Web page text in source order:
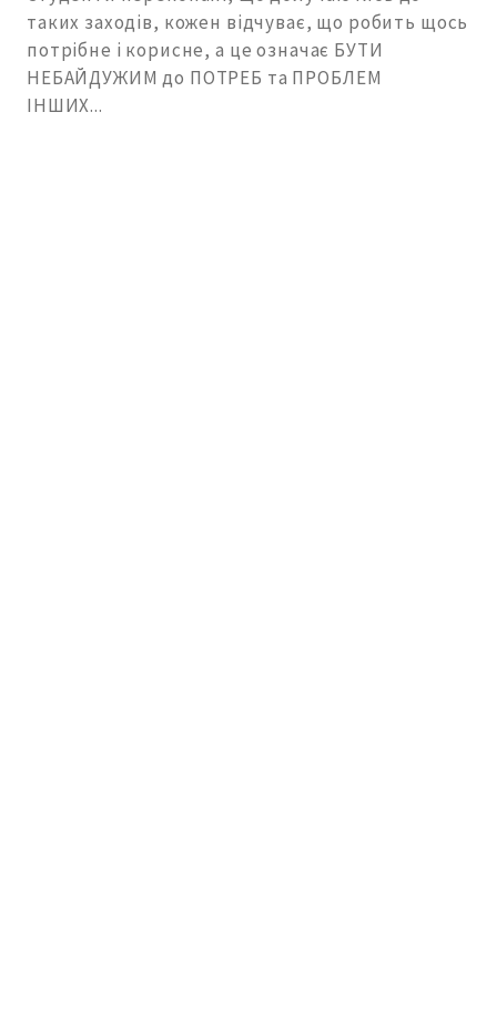
таких заходів, кожен відчуває, що робить щось
потрібне і корисне, а це означає БУТИ
НЕБАЙДУЖИМ до ПОТРЕБ та ПРОБЛЕМ
ІНШИХ...